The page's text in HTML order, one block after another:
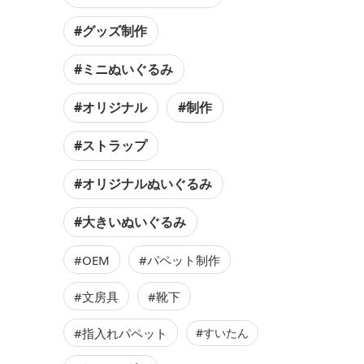
#グッズ制作
#ミニぬいぐるみ
#オリジナル #制作
#ストラップ
#オリジナルぬいぐるみ
#大きいぬいぐるみ
#OEM #パペット制作
#文房具 #靴下
#指入れパペット #すいたん